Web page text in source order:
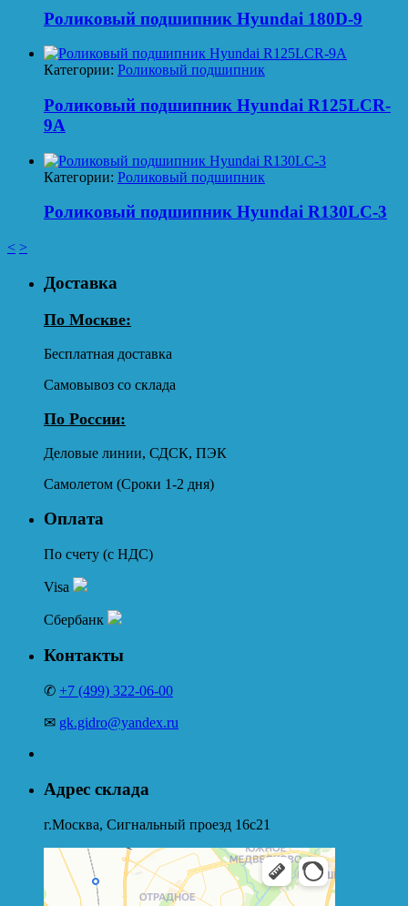
Роликовый подшипник Hyundai 180D-9
Категории: Роликовый подшипник
Роликовый подшипник Hyundai R125LCR-
9A
Категории: Роликовый подшипник
Роликовый подшипник Hyundai R130LC-3
< >
Доставка
По Москве:
Бесплатная доставка
Самовывоз со склада
По России:
Деловые линии, СДСК, ПЭК
Самолетом (Сроки 1-2 дня)
Оплата
По счету (с НДС)
Visa
Сбербанк
Контакты
✆ +7 (499) 322-06-00
✉ gk.gidro@yandex.ru
Адрес склада
г.Москва, Сигнальный проезд 16с21